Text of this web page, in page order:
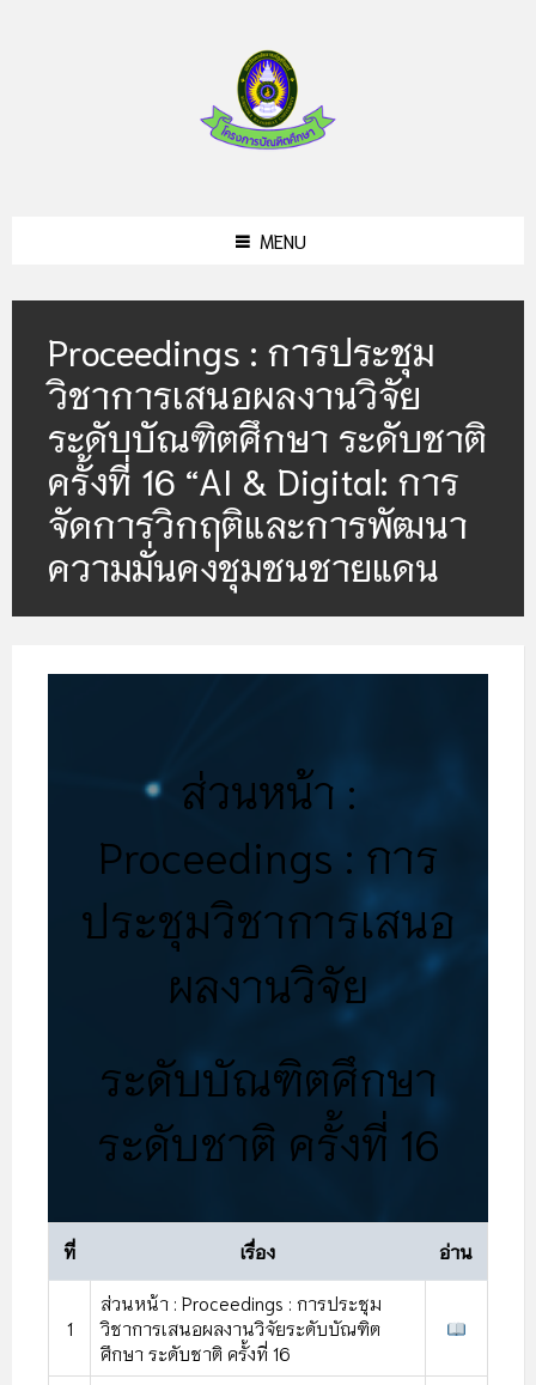
MENU
Proceedings : การประชุม
วิชาการเสนอผลงานวิจัย
ระดับบัณฑิตศึกษา ระดับชาติ
ครั้งที่ 16 “AI & Digital: การ
จัดการวิกฤติและการพัฒนา
ความมั่นคงชุมชนชายแดน
ส่วนหน้า :
Proceedings : การ
ประชุมวิชาการเสนอ
ผลงานวิจัย
ระดับบัณฑิตศึกษา
ระดับชาติ ครั้งที่ 16
ที่ เรื่อง อ่าน
1
ส่วนหน้า : Proceedings : การประชุม
วิชาการเสนอผลงานวิจัยระดับบัณฑิต
ศึกษา ระดับชาติ ครั้งที่ 16